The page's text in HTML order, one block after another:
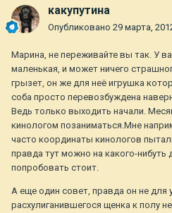
какупутина
Опубликовано 29 марта,
Марина, не переживайте вы так. У
маленькая, и может ничего
грызет, он же для неё игрушка
соба просто перевозбуждена
Ведь только выходить начали.
кинологом позаниматься.Мне
часто координаты кинологов
правда тут можно на какого-нибуть
попробовать стоит.
А еще один совет, правда он не
расхулиганившегося щенка к полу